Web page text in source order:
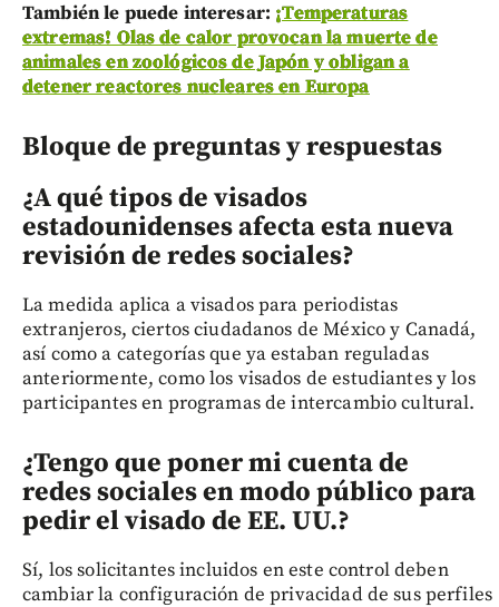
También le puede interesar: ¡Temperaturas
extremas! Olas de calor provocan la muerte de
animales en zoológicos de Japón y obligan a
detener reactores nucleares en Europa
Bloque de preguntas y respuestas
¿A qué tipos de visados
estadounidenses afecta esta nueva
revisión de redes sociales?
La medida aplica a visados para periodistas
extranjeros, ciertos ciudadanos de México y Canadá,
así como a categorías que ya estaban reguladas
anteriormente, como los visados de estudiantes y los
participantes en programas de intercambio cultural.
¿Tengo que poner mi cuenta de
redes sociales en modo público para
pedir el visado de EE. UU.?
Sí, los solicitantes incluidos en este control deben
cambiar la configuración de privacidad de sus perfiles